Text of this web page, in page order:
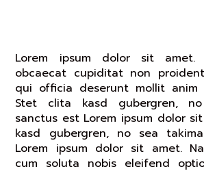
Lorem ipsum dolor sit amet.
obcaecat cupiditat non
qui officia deserunt mollit anim
Stet clita kasd gubergren,
sanctus est Lorem ipsum dolor
kasd gubergren, no sea
Lorem ipsum dolor sit amet.
cum soluta nobis eleifend